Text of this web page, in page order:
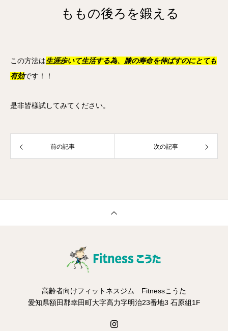
ももの後ろを鍛える
この方法は生涯歩いて生活する為、膝の寿命を伸ばすのにとても
有効です！！
是非皆様試してみてください。
前の記事 次の記事
高齢者向けフィットネスジム Fitnessこうた
愛知県額田郡幸田町大字高力字明治23番地3 石原組1F